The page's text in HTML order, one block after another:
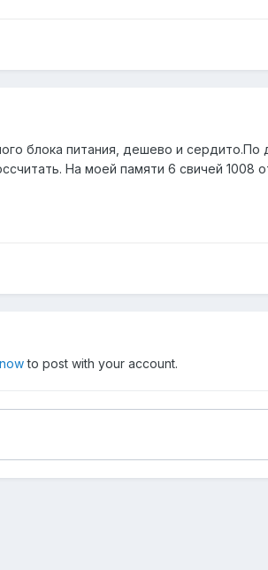
блока питания, дешево и
На моей памяти 6 свичей 1008
to post with your account.